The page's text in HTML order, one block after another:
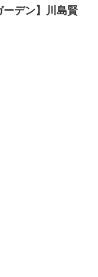
ーデン】川島賢